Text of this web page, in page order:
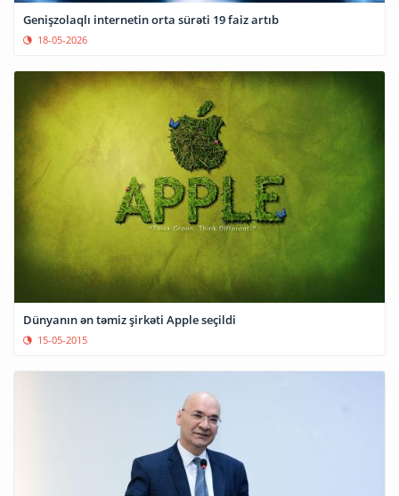
Genişzolaqlı internetin orta sürəti 19 faiz artıb
18-05-2026
Dünyanın ən təmiz şirkəti Apple seçildi
15-05-2015